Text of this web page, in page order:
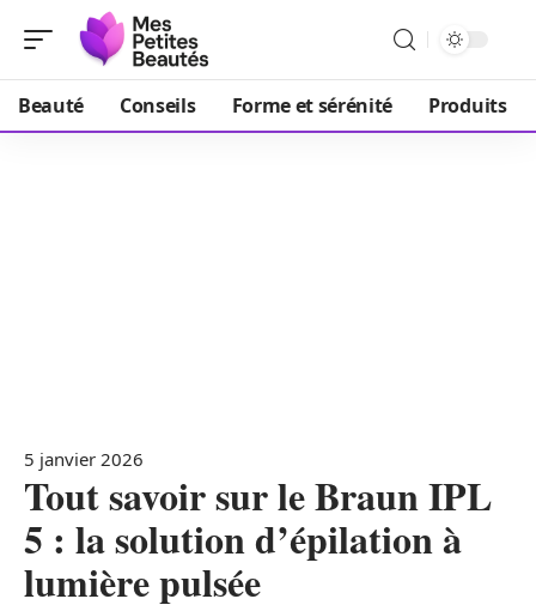
Beauté Conseils Forme et sérénité Produits
5 janvier 2026
Tout savoir sur le Braun IPL
5 : la solution d’épilation à
lumière pulsée